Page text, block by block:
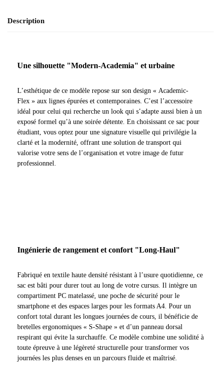
Description
Une silhouette "Modern-Academia" et urbaine
L’esthétique de ce modèle repose sur son design « Academic-
Flex » aux lignes épurées et contemporaines. C’est l’accessoire
idéal pour celui qui recherche un look qui s’adapte aussi bien à un
exposé formel qu’à une soirée détente. En choisissant ce sac pour
étudiant, vous optez pour une signature visuelle qui privilégie la
clarté et la modernité, offrant une solution de transport qui
valorise votre sens de l’organisation et votre image de futur
professionnel.
Ingénierie de rangement et confort "Long-Haul"
Fabriqué en textile haute densité résistant à l’usure quotidienne, ce
sac est bâti pour durer tout au long de votre cursus. Il intègre un
compartiment PC matelassé, une poche de sécurité pour le
smartphone et des espaces larges pour les formats A4. Pour un
confort total durant les longues journées de cours, il bénéficie de
bretelles ergonomiques « S-Shape » et d’un panneau dorsal
respirant qui évite la surchauffe. Ce modèle combine une solidité à
toute épreuve à une légèreté structurelle pour transformer vos
journées les plus denses en un parcours fluide et maîtrisé.